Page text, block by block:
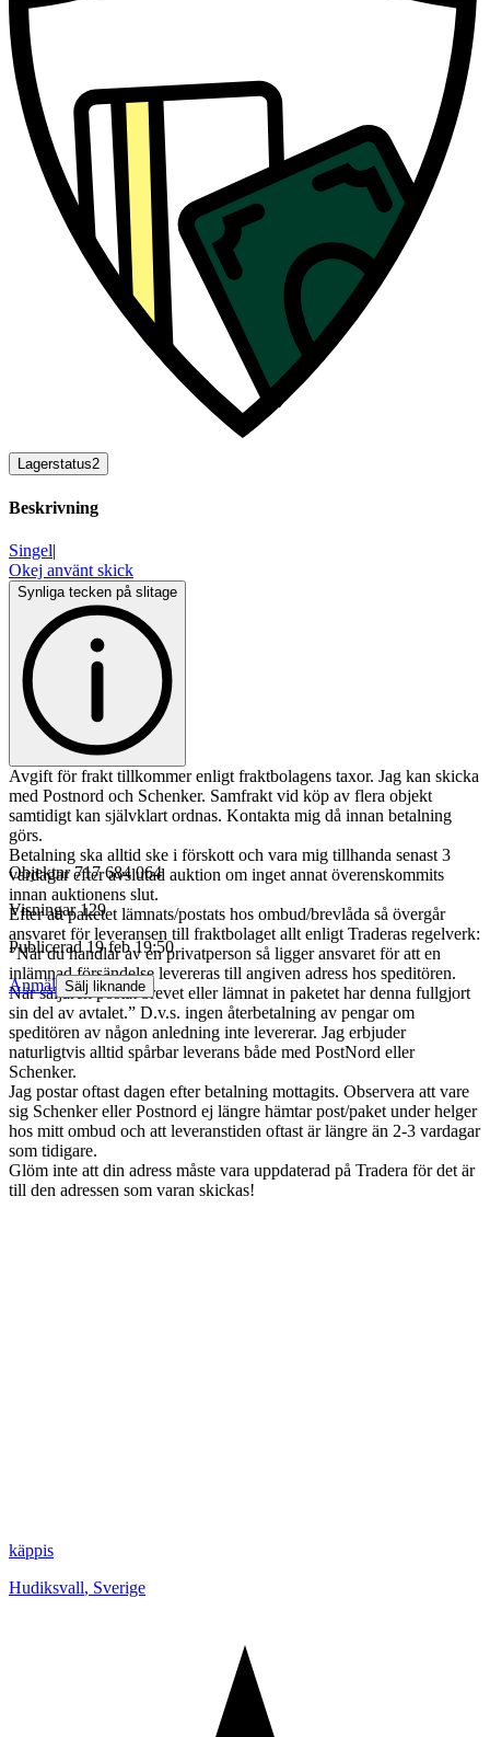
Lagerstatus2
Beskrivning
Singel|
Okej använt skick
Synliga tecken på slitage
Avgift för frakt tillkommer enligt fraktbolagens taxor. Jag kan skicka
med Postnord och Schenker. Samfrakt vid köp av flera objekt
samtidigt kan självklart ordnas. Kontakta mig då innan betalning
görs.
Betalning ska alltid ske i förskott och vara mig tillhanda senast 3
vardagar efter avslutad auktion om inget annat överenskommits
innan auktionens slut.
Efter att paketet lämnats/postats hos ombud/brevlåda så övergår
ansvaret för leveransen till fraktbolaget allt enligt Traderas regelverk:
”När du handlar av en privatperson så ligger ansvaret för att en
inlämnad försändelse levereras till angiven adress hos speditören.
När säljaren postat brevet eller lämnat in paketet har denna fullgjort
sin del av avtalet.” D.v.s. ingen återbetalning av pengar om
speditören av någon anledning inte levererar. Jag erbjuder
naturligtvis alltid spårbar leverans både med PostNord eller
Schenker.
Jag postar oftast dagen efter betalning mottagits. Observera att vare
sig Schenker eller Postnord ej längre hämtar post/paket under helger
hos mitt ombud och att leveranstiden oftast är längre än 2-3 vardagar
som tidigare.
Glöm inte att din adress måste vara uppdaterad på Tradera för det är
till den adressen som varan skickas!
Objektnr 717 684 064
Visningar 129
Publicerad 19 feb 19:50
Anmäl Sälj liknande
käppis
Hudiksvall, Sverige